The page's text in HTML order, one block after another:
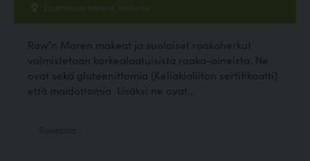
Lauttasaarentie 4, Helsinki
Raw’n Moren makeat ja suolaiset raakaherkut
valmistetaan korkealaatuisista raaka-aineista. Ne
ovat sekä gluteenittomia (Keliakialiiton sertifikaatti)
että maidottomia. Lisäksi ne ovat...